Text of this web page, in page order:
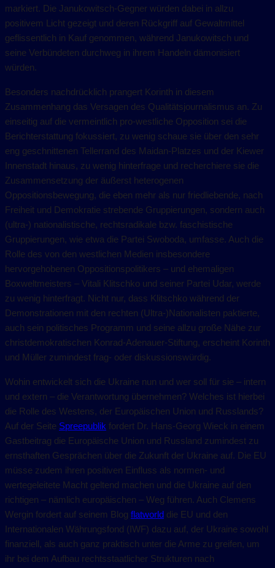
markiert. Die Janukowitsch-Gegner würden dabei in allzu
positivem Licht gezeigt und deren Rückgriff auf Gewaltmittel
geflissentlich in Kauf genommen, während Janukowitsch und
seine Verbündeten durchweg in ihrem Handeln dämonisiert
würden.
Besonders nachdrücklich prangert Korinth in diesem
Zusammenhang das Versagen des Qualitätsjournalismus an. Zu
einseitig auf die vermeintlich pro-westliche Opposition sei die
Berichterstattung fokussiert, zu wenig schaue sie über den sehr
eng geschnittenen Tellerrand des Maidan-Platzes und der Kiewer
Innenstadt hinaus, zu wenig hinterfrage und recherchiere sie die
Zusammensetzung der äußerst heterogenen
Oppositionsbewegung, die eben mehr als nur friedliebende, nach
Freiheit und Demokratie strebende Gruppierungen, sondern auch
(ultra-) nationalistische, rechtsradikale bzw. faschistische
Gruppierungen, wie etwa die Partei Swoboda, umfasse. Auch die
Rolle des von den westlichen Medien insbesondere
hervorgehobenen Oppositionspolitikers – und ehemaligen
Boxweltmeisters – Vitali Klitschko und seiner Partei Udar, werde
zu wenig hinterfragt. Nicht nur, dass Klitschko während der
Demonstrationen mit den rechten (Ultra-)Nationalisten paktierte,
auch sein politisches Programm und seine allzu große Nähe zur
christdemokratischen Konrad-Adenauer-Stiftung, erscheint Korinth
und Müller zumindest frag- oder diskussionswürdig.
Wohin entwickelt sich die Ukraine nun und wer soll für sie – intern
und extern – die Verantwortung übernehmen? Welches ist hierbei
die Rolle des Westens, der Europäischen Union und Russlands?
Auf der Seite Spreepublik fordert Dr. Hans-Georg Wieck in einem
Gastbeitrag die Europäische Union und Russland zumindest zu
ernsthaften Gesprächen über die Zukunft der Ukraine auf. Die EU
müsse zudem ihren positiven Einfluss als normen- und
wertegeleitete Macht geltend machen und die Ukraine auf den
richtigen – nämlich europäischen – Weg führen. Auch Clemens
Wergin fordert auf seinem Blog flatworld die EU und den
Internationalen Währungsfond (IWF) dazu auf, der Ukraine sowohl
finanziell, als auch ganz praktisch unter die Arme zu greifen, um
ihr bei dem Aufbau rechtsstaatlicher Strukturen nach